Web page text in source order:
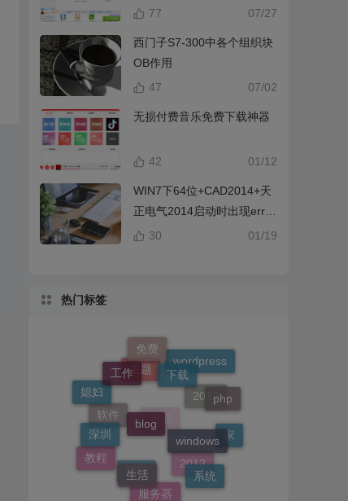
07/27
77
西门子S7-300中各个组织块
OB作用
07/02
47
无损付费音乐免费下载神器
01/12
42
WIN7下64位+CAD2014+天
正电气2014启动时出现error
提示解决办法
01/19
30
热门标签
服务器
系统
深圳
教程
网站
2013
家
php
下载
工作
媳妇
软件
2012
wordpress
免费
主题